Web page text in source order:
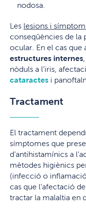
nodosa.
Les lesions i
conseqüències de la
ocular. En el cas que
estructures internes
nòduls a l’iris,
cataractes i
Tractament
El tractament
símptomes que
d’antihistamínics a
mètodes higiènics
(infecció o
cas que l’afectació
tractar la malaltia en